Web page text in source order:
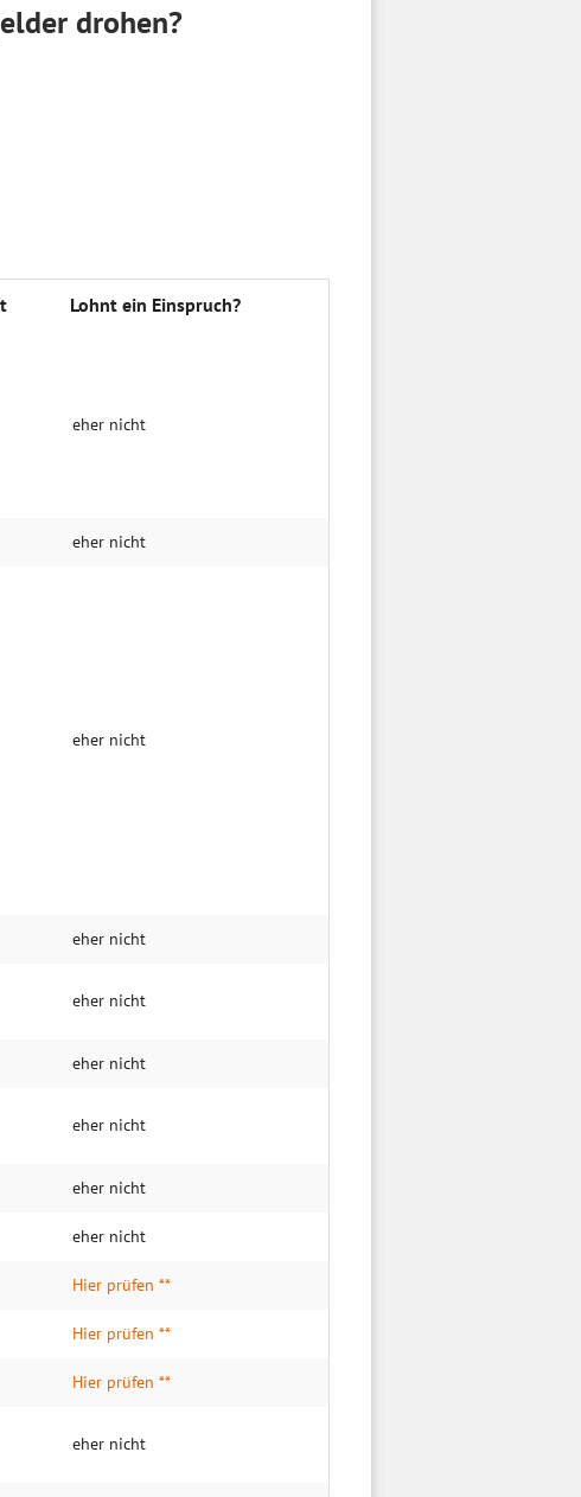
drohen?
Lohnt ein Einspruch?
eher nicht
eher nicht
eher nicht
eher nicht
eher nicht
eher nicht
eher nicht
eher nicht
eher nicht
Hier prüfen **
Hier prüfen **
Hier prüfen **
eher nicht